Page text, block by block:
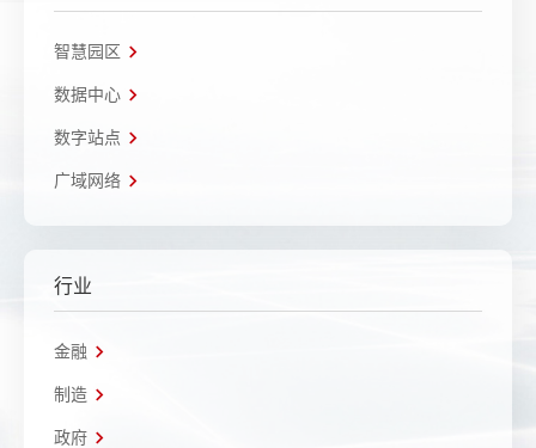
智慧园区
数据中心
数字站点
广域网络
行业
金融
制造
政府